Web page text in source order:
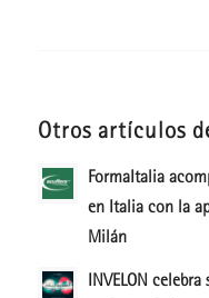
Otros artículos
FormaItalia
en Italia con la
Milán
INVELON